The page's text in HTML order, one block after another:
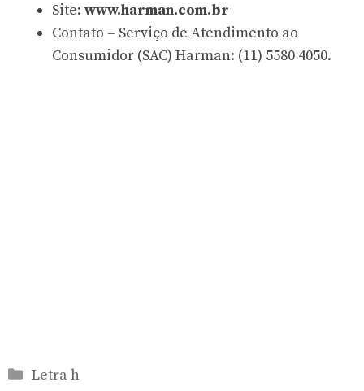
Site: www.harman.com.br
Contato – Serviço de Atendimento ao
Consumidor (SAC) Harman: (11) 5580 4050.
Categorias
Letra h